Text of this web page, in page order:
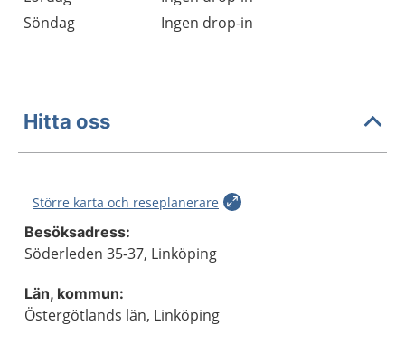
Söndag
Ingen drop-in
Hitta oss
Större karta och reseplanerare
Besöksadress:
Söderleden 35-37, Linköping
Län, kommun:
Östergötlands län, Linköping